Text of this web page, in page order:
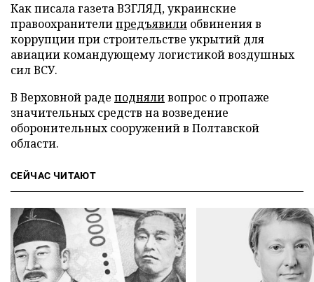
Как писала газета ВЗГЛЯД, украинские
правоохранителипредъявили обвинения в
коррупции при строительстве укрытий для
авиации командующему логистикой воздушных
сил ВСУ.
В Верховной раде подняливопрос о пропаже
значительных средств на возведение
оборонительных сооружений в Полтавской
области.
СЕЙЧАС ЧИТАЮТ